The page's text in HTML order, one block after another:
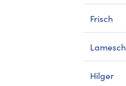
Frisch
Lamesch
Hilger